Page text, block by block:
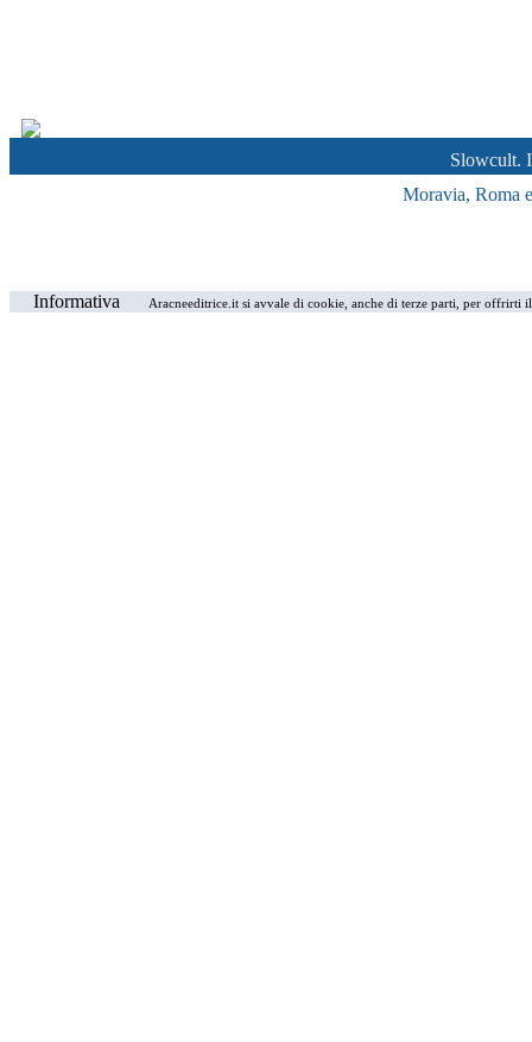
Slowcult.
Moravia, Roma
Informativa Aracneeditrice.it si avvale di cookie, anche di terze parti, per